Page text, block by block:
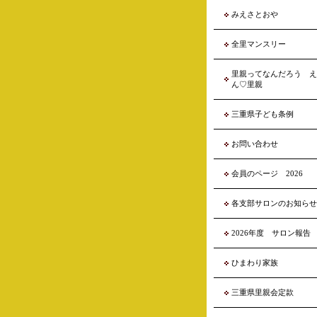
みえさとおや
全里マンスリー
里親ってなんだろう
ん♡里親
三重県子ども条例
お問い合わせ
会員のページ 2026
各支部サロンのお知らせ
2026年度 サロン報告
ひまわり家族
三重県里親会定款